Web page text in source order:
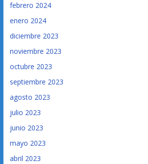
febrero 2024
enero 2024
diciembre 2023
noviembre 2023
octubre 2023
septiembre 2023
agosto 2023
julio 2023
junio 2023
mayo 2023
abril 2023